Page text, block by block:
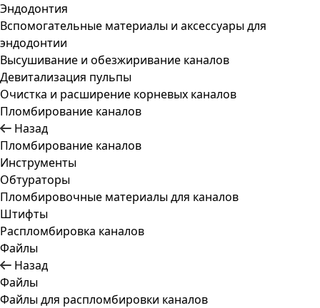
Эндодонтия
Вспомогательные материалы и аксессуары для
эндодонтии
Высушивание и обезжиривание каналов
Девитализация пульпы
Очистка и расширение корневых каналов
Пломбирование каналов
Назад
Пломбирование каналов
Инструменты
Обтураторы
Пломбировочные материалы для каналов
Штифты
Распломбировка каналов
Файлы
Назад
Файлы
Файлы для распломбировки каналов